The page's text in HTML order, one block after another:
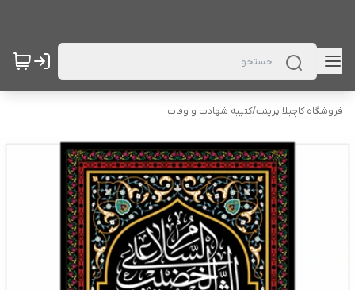
فروشگاه کاچیلا پرینت/کتیبه شهادت و وفات